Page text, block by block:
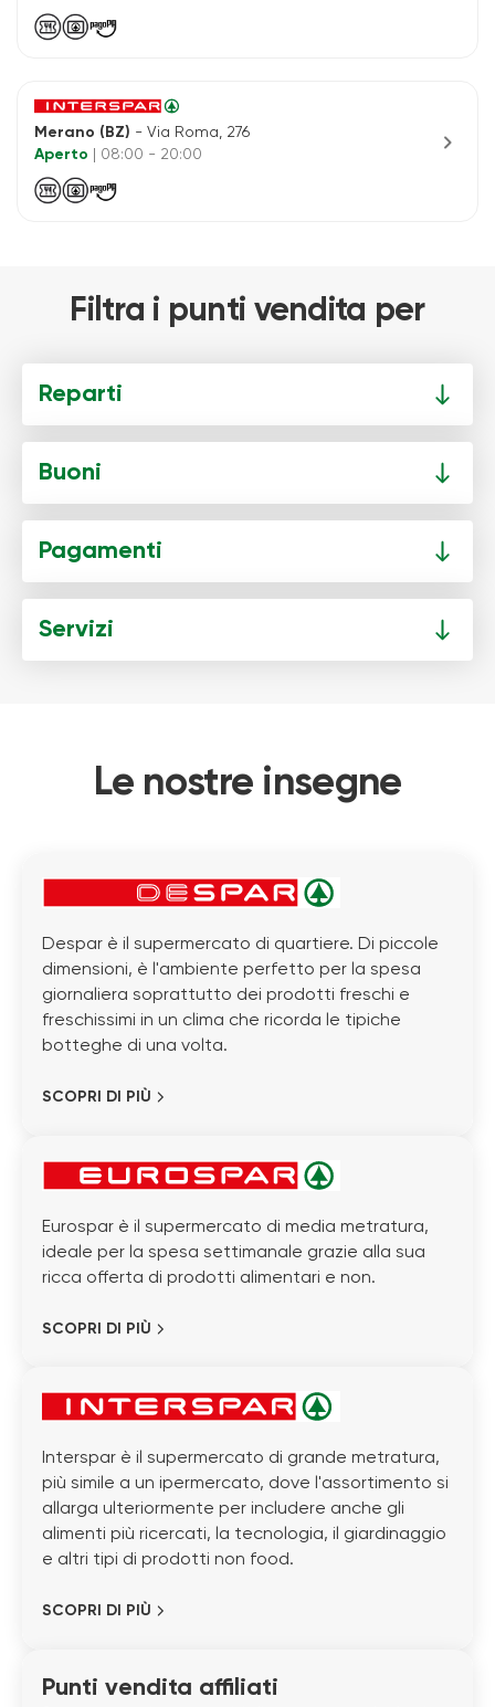
Merano (BZ) - Via Roma, 276
Aperto
| 08:00 - 20:00 chevron_right
Filtra i punti vendita per
Reparti
Buoni
Pagamenti
Servizi
Le nostre insegne
Despar è il supermercato di quartiere. Di piccole
dimensioni, è l'ambiente perfetto per la spesa
giornaliera soprattutto dei prodotti freschi e
freschissimi in un clima che ricorda le tipiche
botteghe di una volta.
SCOPRI DI PIÙ
Eurospar è il supermercato di media metratura,
ideale per la spesa settimanale grazie alla sua
ricca offerta di prodotti alimentari e non.
SCOPRI DI PIÙ
Interspar è il supermercato di grande metratura,
più simile a un ipermercato, dove l'assortimento si
allarga ulteriormente per includere anche gli
alimenti più ricercati, la tecnologia, il giardinaggio
e altri tipi di prodotti non food.
SCOPRI DI PIÙ
Punti vendita affiliati